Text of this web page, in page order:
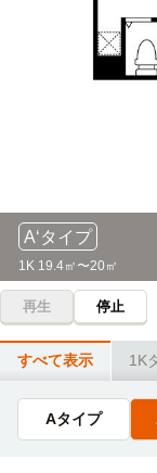
「一乗寺」駅→
条」→(徒歩9分)
龍谷大学(京都深草キ
(徒歩4分)→「
本線22分)→「龍
京都産業大学(大学
A‘タイプ
1K 19.4㎡〜20㎡
再生 停止
すべて表示 1K
Aタイプ